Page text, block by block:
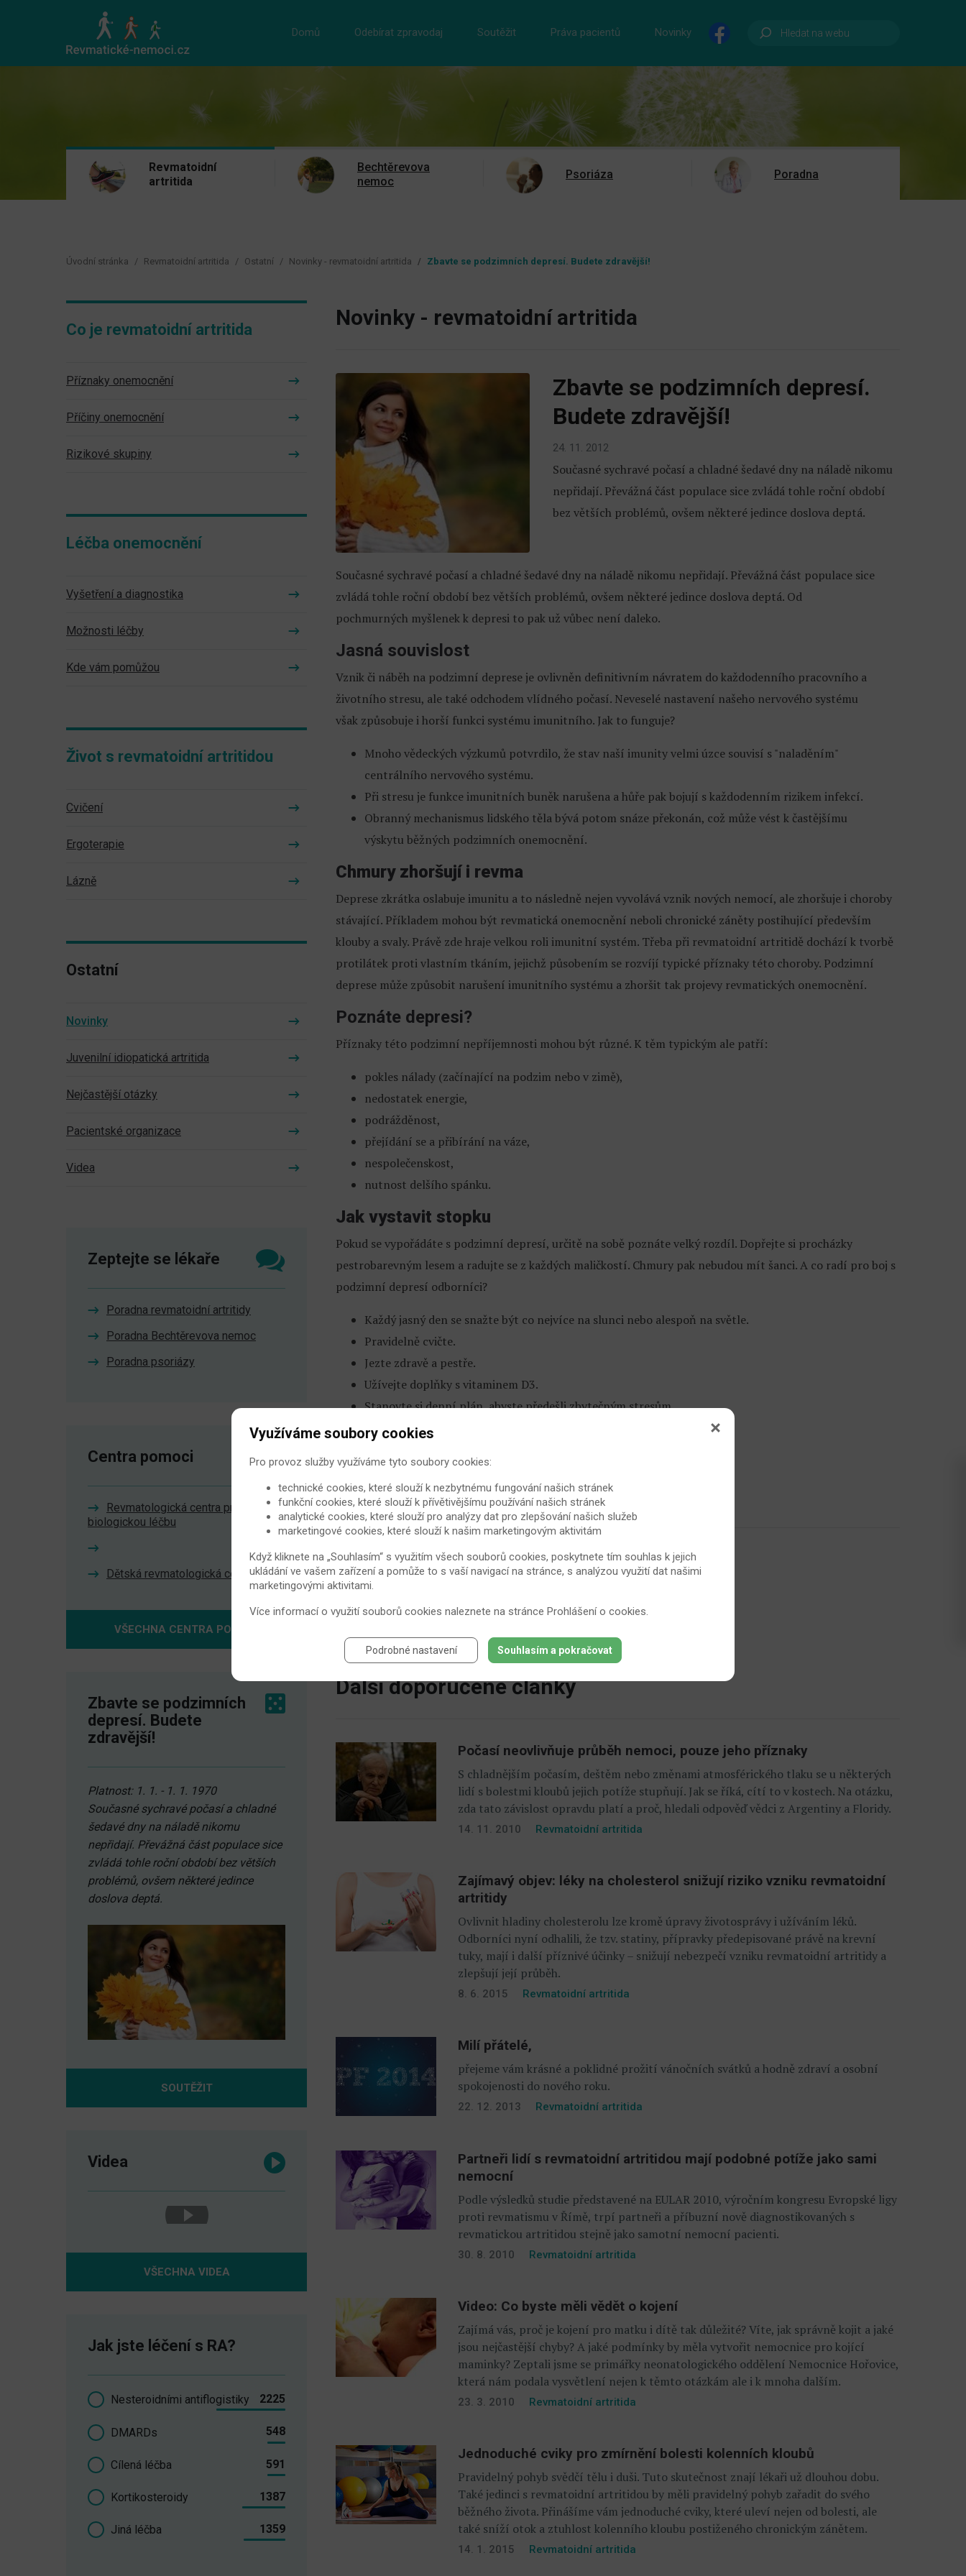
Domů Odebírat zpravodaj Soutěžit Práva pacientů Novinky
Revmatoidní
artritida
Bechtěrevova
nemoc
Psoriáza Poradna
Úvodní stránka Revmatoidní artritida Ostatní Novinky - revmatoidní artritida Zbavte se podzimních depresí. Budete zdravější!
Novinky - revmatoidní artritida
Zbavte se podzimních depresí.
Budete zdravější!
24. 11. 2012
Současné sychravé počasí a chladné šedavé dny na náladě nikomu
nepřidají. Převážná část populace sice zvládá tohle roční období
bez větších problémů, ovšem některé jedince doslova deptá.
Současné sychravé počasí a chladné šedavé dny na náladě nikomu nepřidají. Převážná část populace sice
zvládá tohle roční období bez větších problémů, ovšem některé jedince doslova deptá. Od
pochmurných myšlenek k depresi to pak už vůbec není daleko.
Jasná souvislost
Vznik či náběh na podzimní deprese je ovlivněn definitivním návratem do každodenního pracovního a
životního stresu, ale také odchodem vlídného počasí. Neveselé nastavení našeho nervového systému
však způsobuje i horší funkci systému imunitního. Jak to funguje?
Mnoho vědeckých výzkumů potvrdilo, že stav naší imunity velmi úzce souvisí s "naladěním"
centrálního nervového systému.
Při stresu je funkce imunitních buněk narušena a hůře pak bojují s každodenním rizikem infekcí.
Obranný mechanismus lidského těla bývá potom snáze překonán, což může vést k častějšímu
výskytu běžných podzimních onemocnění.
Chmury zhoršují i revma
Deprese zkrátka oslabuje imunitu a to následně nejen vyvolává vznik nových nemocí, ale zhoršuje i choroby
stávající. Příkladem mohou být revmatická onemocnění neboli chronické záněty postihující především
klouby a svaly. Právě zde hraje velkou roli imunitní systém. Třeba při revmatoidní artritidě dochází k tvorbě
protilátek proti vlastním tkáním, jejichž působením se rozvíjí typické příznaky této choroby. Podzimní
deprese může způsobit narušení imunitního systému a zhoršit tak projevy revmatických onemocnění.
Poznáte depresi?
Příznaky této podzimní nepříjemnosti mohou být různé. K těm typickým ale patří:
pokles nálady (začínající na podzim nebo v zimě),
nedostatek energie,
podrážděnost,
přejídání se a přibírání na váze,
nespolečenskost,
nutnost delšího spánku.
Jak vystavit stopku
Pokud se vypořádáte s podzimní depresí, určitě na sobě poznáte velký rozdíl. Dopřejte si procházky
pestrobarevným lesem a radujte se z každých maličkostí. Chmury pak nebudou mít šanci. A co radí pro boj s
podzimní depresí odborníci?
Každý jasný den se snažte být co nejvíce na slunci nebo alespoň na světle.
Pravidelně cvičte.
Jezte zdravě a pestře.
Užívejte doplňky s vitaminem D3.
Stanovte si denní plán, abyste předešli zbytečným stresům.
Přiměřeně teple se oblékejte.
(holi)
Zdroj:www.wikihow.com
Hodnocení článku: (460 hodnocení - 2,9 z 5)
Další doporučené články
Počasí neovlivňuje průběh nemoci, pouze jeho příznaky
S chladnějším počasím, deštěm nebo změnami atmosférického tlaku se u některých
lidí s bolestmi kloubů jejich potíže stupňují. Jak se říká, cítí to v kostech. Na otázku,
zda tato závislost opravdu platí a proč, hledali odpověď vědci z Argentiny a Floridy.
14. 11. 2010 Revmatoidní artritida
Zajímavý objev: léky na cholesterol snižují riziko vzniku revmatoidní
artritidy
Ovlivnit hladiny cholesterolu lze kromě úpravy životosprávy i užíváním léků.
Odborníci nyní odhalili, že tzv. statiny, přípravky předepisované právě na krevní
tuky, mají i další příznivé účinky – snižují nebezpečí vzniku revmatoidní artritidy a
zlepšují její průběh.
8. 6. 2015 Revmatoidní artritida
Milí přátelé,
přejeme vám krásné a poklidné prožití vánočních svátků a hodně zdraví a osobní
spokojenosti do nového roku.
22. 12. 2013 Revmatoidní artritida
Partneři lidí s revmatoidní artritidou mají podobné potíže jako sami
nemocní
Podle výsledků studie představené na EULAR 2010, výročním kongresu Evropské ligy
proti revmatismu v Římě, trpí partneři a příbuzní nově diagnostikovaných s
revmatickou artritidou stejně jako samotní nemocní pacienti.
30. 8. 2010 Revmatoidní artritida
Video: Co byste měli vědět o kojení
Zajímá vás, proč je kojení pro matku i dítě tak důležité? Víte, jak správně kojit a jaké
jsou nejčastější chyby? A jaké podmínky by měla vytvořit nemocnice pro kojící
maminky? Zeptali jsme se primářky neonatologického oddělení Nemocnice Hořovice,
která nám podala vysvětlení nejen k těmto otázkám ale i k mnoha dalším.
23. 3. 2010 Revmatoidní artritida
Jednoduché cviky pro zmírnění bolesti kolenních kloubů
Pravidelný pohyb svědčí tělu i duši. Tuto skutečnost znají lékaři už dlouhou dobu.
Také jedinci s revmatoidní artritidou by měli pravidelný pohyb zařadit do svého
běžného života. Přinášíme vám jednoduché cviky, které uleví nejen od bolesti, ale
také sníží otok a ztuhlost kolenního kloubu postiženého chronickým zánětem.
14. 1. 2015 Revmatoidní artritida
Co je revmatoidní artritida
Příznaky onemocnění
Příčiny onemocnění
Rizikové skupiny
Léčba onemocnění
Vyšetření a diagnostika
Možnosti léčby
Kde vám pomůžou
Život s revmatoidní artritidou
Cvičení
Ergoterapie
Lázně
Ostatní
Novinky
Juvenilní idiopatická artritida
Nejčastější otázky
Pacientské organizace
Videa
Zeptejte se lékaře
Poradna revmatoidní artritidy
Poradna Bechtěrevova nemoc
Poradna psoriázy
Centra pomoci
Revmatologická centra pro
biologickou léčbu
Dětská revmatologická centra
VŠECHNA CENTRA POMOCI
Zbavte se podzimních
depresí. Budete
zdravější!
Platnost: 1. 1. - 1. 1. 1970
Současné sychravé počasí a chladné
šedavé dny na náladě nikomu
nepřidají. Převážná část populace sice
zvládá tohle roční období bez větších
problémů, ovšem některé jedince
doslova deptá.
SOUTĚŽIT
Videa
VŠECHNA VIDEA
Jak jste léčení s RA?
Nesteroidními antiflogistiky 2225
DMARDs 548
Cílená léčba 591
Kortikosteroidy 1387
Jiná léčba 1359
Využíváme soubory cookies
Pro provoz služby využíváme tyto soubory cookies:
technické cookies, které slouží k nezbytnému fungování našich stránek
funkční cookies, které slouží k přívětivějšímu používání našich stránek
analytické cookies, které slouží pro analýzy dat pro zlepšování našich služeb
marketingové cookies, které slouží k našim marketingovým aktivitám
Když kliknete na „Souhlasím“ s využitím všech souborů cookies, poskytnete tím souhlas k jejich
ukládání ve vašem zařízení a pomůže to s vaší navigací na stránce, s analýzou využití dat našimi
marketingovými aktivitami.
Více informací o využití souborů cookies naleznete na stránce Prohlášení o cookies.
Podrobné nastavení Souhlasím a pokračovat